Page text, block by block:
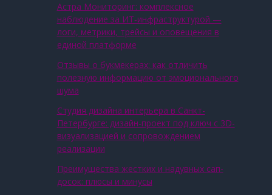
Астра Мониторинг: комплексное
наблюдение за ИТ‑инфраструктурой —
логи, метрики, трейсы и оповещения в
единой платформе
Отзывы о букмекерах: как отличить
полезную информацию от эмоционального
шума
Студия дизайна интерьера в Санкт-
Петербурге: дизайн-проект под ключ с 3D-
визуализацией и сопровождением
реализации
Преимущества жестких и надувных сап-
досок: плюсы и минусы